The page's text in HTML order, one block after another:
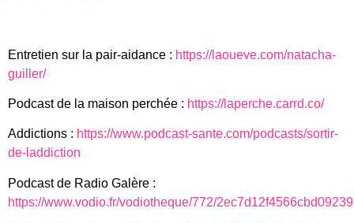
M'accrocher ? - Loco locass
What a life - Scarlet pleasure
Life in vain - Daniel Johnston
Story of an artist - Daniel Johnston
Entretien sur la pair-aidance : https://laoueve.com/natacha-
guiller/
Podcast de la maison perchée : https://laperche.carrd.co/
Addictions : https://www.podcast-sante.com/podcasts/sortir-
de-laddiction
Podcast de Radio Galère :
https://www.vodio.fr/vodiotheque/772/